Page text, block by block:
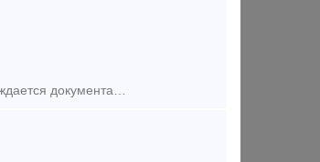
Реализуем из наличия склада клин фрикционный Ханина М1698.00.003. Новый, сопровождается документами качества от производителя. В наличии также широкий ассортимент запчастей грузовых вагонов, к